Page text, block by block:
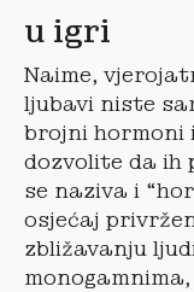
u igri
Naime,
ljubavi niste
brojni hormoni
dozvolite da ih
se naziva i
osjećaj
zbližavanju